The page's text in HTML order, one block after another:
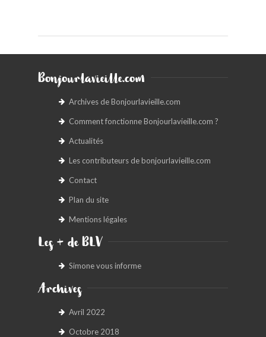
Bonjourlavieille.com
Archives de Bonjourlavieille.com
Comment fonctionne Bonjourlavieille.com ?
Actualités
Les contributeurs de bonjourlavieille.com
Contact
Plan du site
Mentions légales
Les + de BLV
Simone vous informe
Archives
Avril 2022
Octobre 2018